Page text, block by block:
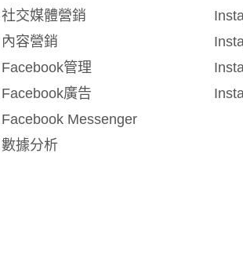
社交媒體營銷
內容營銷
Facebook管理
Facebook廣告
Facebook Messenger
數據分析